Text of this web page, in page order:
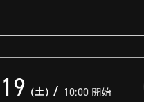
（土） 10:00 開始